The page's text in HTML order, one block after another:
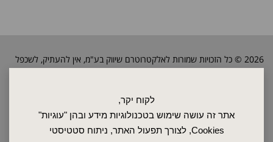
לקוח יקר,
אתר זה עושה שימוש בטכנולוגיות מידע ובהן "עוגיות"
Cookies, לצורך תפעול האתר, ניתוח סטטיסטי
2026 © כל הזכויות שמורות לאלקטרוטרם שיווק בע"מ, אין להעתיק, לשכפל
טקסטים, תמונות וכל חומר אחר באתר זה ללא אישור בעלי החברה.
שרות ותחזוקה